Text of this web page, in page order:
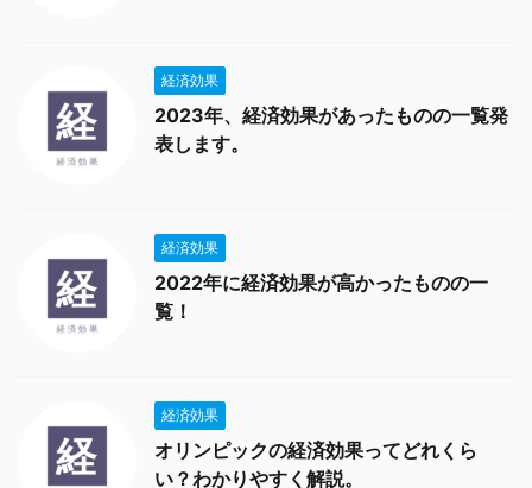
経済効果
2023年、経済効果があったものの一覧発
表します。
経済効果
2022年に経済効果が高かったものの一
覧！
経済効果
オリンピックの経済効果ってどれくら
い？わかりやすく解説。